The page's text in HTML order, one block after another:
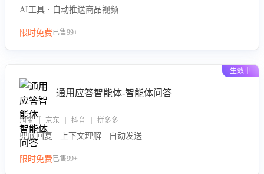
AI工具 · 自动推送商品视频
限时免费已售99+
生效中
通用应答智能体-智能体问答
淘宝 | 京东 | 抖音 | 拼多多
兜底回复 · 上下文理解 · 自动发送
限时免费已售99+